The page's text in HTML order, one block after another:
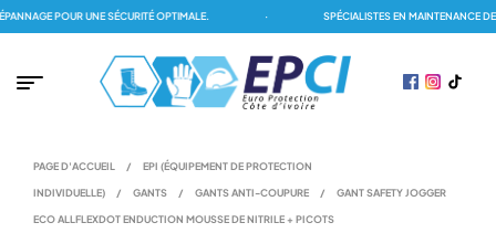
POUR UNE SÉCURITÉ OPTIMALE. SPÉCIALISTES EN MAINTENANCE
PAGE D'ACCUEIL / EPI (ÉQUIPEMENT DE PROTECTION
INDIVIDUELLE) / GANTS / GANTS ANTI-COUPURE / GANT SAFETY JOGGER
ECO ALLFLEXDOT ENDUCTION MOUSSE DE NITRILE + PICOTS